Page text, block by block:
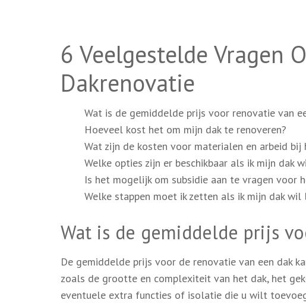
6 Veelgestelde Vragen
Dakrenovatie
Wat is de gemiddelde prijs voor renovatie van
Hoeveel kost het om mijn dak te renoveren?
Wat zijn de kosten voor materialen en arbeid bij
Welke opties zijn er beschikbaar als ik mijn dak
Is het mogelijk om subsidie aan te vragen voor
Welke stappen moet ik zetten als ik mijn dak wil
Wat is de gemiddelde prijs
De gemiddelde prijs voor de renovatie van een dak
zoals de grootte en complexiteit van het dak, het
eventuele extra functies of isolatie die u wilt